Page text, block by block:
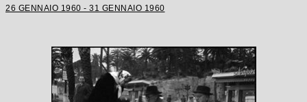
26 GENNAIO 1960 - 31 GENNAIO 1960